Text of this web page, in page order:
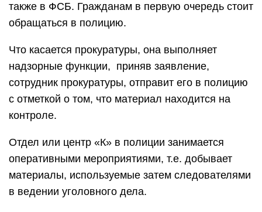
также в ФСБ. Гражданам в первую очередь стоит
обращаться в полицию.
Что касается прокуратуры, она выполняет
надзорные функции, приняв заявление,
сотрудник прокуратуры, отправит его в полицию
с отметкой о том, что материал находится на
контроле.
Отдел или центр «К» в полиции занимается
оперативными мероприятиями, т.е. добывает
материалы, используемые затем следователями
в ведении уголовного дела.